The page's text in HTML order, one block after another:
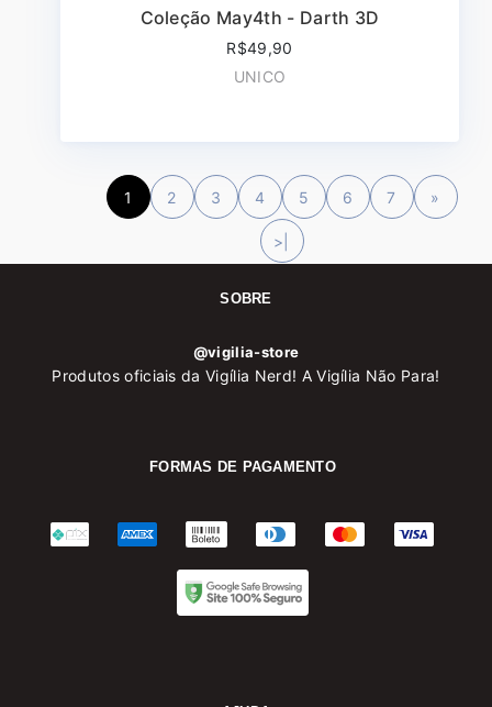
Coleção May4th - Darth 3D
R$49,90
UNICO
1 2 3 4 5 6 7 »
>|
SOBRE
@vigilia-store
Produtos oficiais da Vigília Nerd! A Vigília Não Para!
FORMAS DE PAGAMENTO